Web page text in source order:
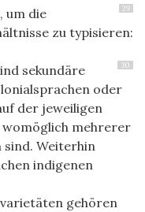
29
um die
zu typisieren:
30
sekundäre
oder
der jeweiligen
womöglich mehrerer
Weiterhin
indigenen
gehören